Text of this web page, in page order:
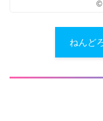
©
ねんど